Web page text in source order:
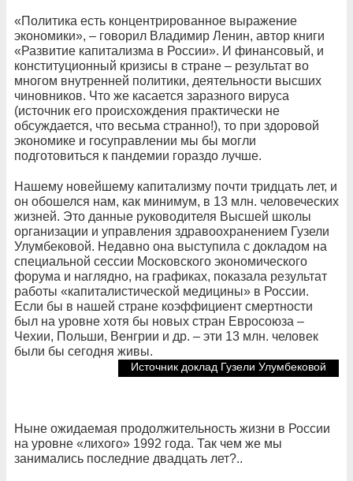
«Политика есть концентрированное выражение
экономики», – говорил Владимир Ленин, автор книги
«Развитие капитализма в России». И финансовый, и
конституционный кризисы в стране – результат во
многом внутренней политики, деятельности высших
чиновников. Что же касается заразного вируса
(источник его происхождения практически не
обсуждается, что весьма странно!), то при здоровой
экономике и госуправлении мы бы могли
подготовиться к пандемии гораздо лучше.
Нашему новейшему капитализму почти тридцать лет, и
он обошелся нам, как минимум, в 13 млн. человеческих
жизней. Это данные руководителя Высшей школы
организации и управления здравоохранением Гузели
Улумбековой. Недавно она выступила с докладом на
специальной сессии Московского экономического
форума и наглядно, на графиках, показала результат
работы «капиталистической медицины» в России.
Если бы в нашей стране коэффициент смертности
был на уровне хотя бы новых стран Евросоюза –
Чехии, Польши, Венгрии и др. – эти 13 млн. человек
были бы сегодня живы.
Источник доклад Гузели Улумбековой
Ныне ожидаемая продолжительность жизни в России
на уровне «лихого» 1992 года. Так чем же мы
занимались последние двадцать лет?..